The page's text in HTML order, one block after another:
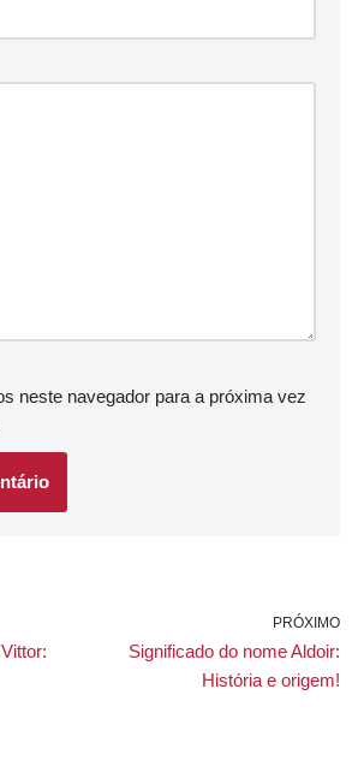
neste navegador para a próxima vez
PRÓXIMO
Significado do nome Aldoir:
História e origem!